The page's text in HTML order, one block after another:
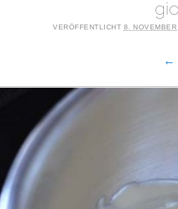
VERÖFFENTLICHT 8.
←